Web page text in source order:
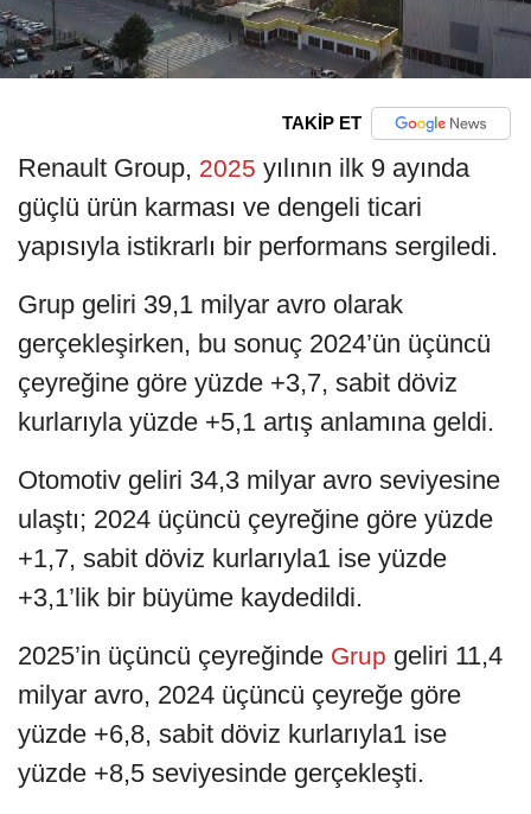
TAKİP ET
Renault Group, 2025 yılının ilk 9 ayında
güçlü ürün karması ve dengeli ticari
yapısıyla istikrarlı bir performans sergiledi.
Grup geliri 39,1 milyar avro olarak
gerçekleşirken, bu sonuç 2024’ün üçüncü
çeyreğine göre yüzde +3,7, sabit döviz
kurlarıyla yüzde +5,1 artış anlamına geldi.
Otomotiv geliri 34,3 milyar avro seviyesine
ulaştı; 2024 üçüncü çeyreğine göre yüzde
+1,7, sabit döviz kurlarıyla1 ise yüzde
+3,1’lik bir büyüme kaydedildi.
2025’in üçüncü çeyreğinde Grup geliri 11,4
milyar avro, 2024 üçüncü çeyreğe göre
yüzde +6,8, sabit döviz kurlarıyla1 ise
yüzde +8,5 seviyesinde gerçekleşti.